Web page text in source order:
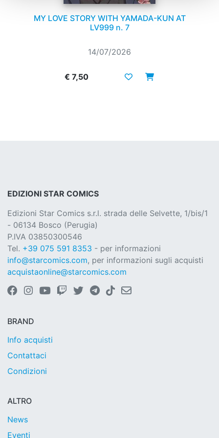
MY LOVE STORY WITH YAMADA-KUN AT
LV999 n. 7
14/07/2026
€ 7,50
EDIZIONI STAR COMICS
Edizioni Star Comics s.r.l. strada delle Selvette, 1/bis/1
- 06134 Bosco (Perugia)
P.IVA 03850300546
Tel. +39 075 591 8353 - per informazioni
info@starcomics.com, per informazioni sugli acquisti
acquistaonline@starcomics.com
BRAND
Info acquisti
Contattaci
Condizioni
ALTRO
News
Eventi